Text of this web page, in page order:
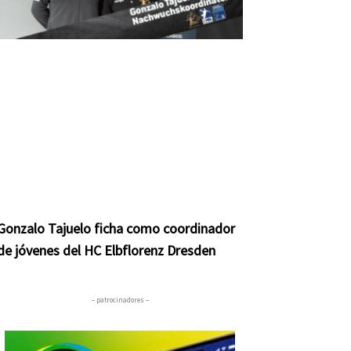
Tajuelo ficha como coordinador
jóvenes del HC Elbflorenz Dresden
– patrocinadores –